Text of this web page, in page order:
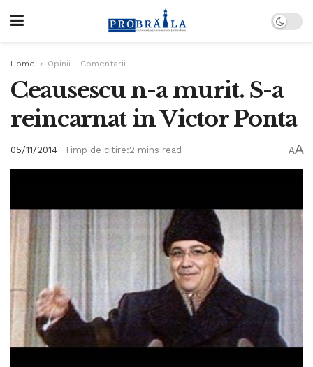
Home Opinii - Comentarii
Ceausescu n-a murit. S-a
reincarnat in Victor Ponta
05/11/2014 Timp de citire:2 mins read AA